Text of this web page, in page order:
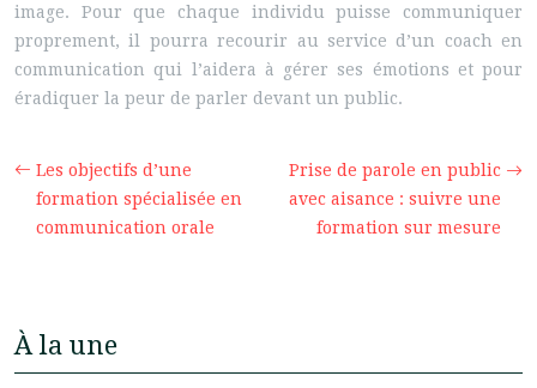
image. Pour que chaque individu puisse communiquer
proprement, il pourra recourir au service d’un coach en
communication qui l’aidera à gérer ses émotions et pour
éradiquer la peur de parler devant un public.
Les objectifs d’une
formation spécialisée en
communication orale
Prise de parole en public
avec aisance : suivre une
formation sur mesure
À la une